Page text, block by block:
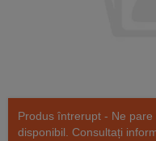
Produs întrerupt - Ne
disponibil. Consultați